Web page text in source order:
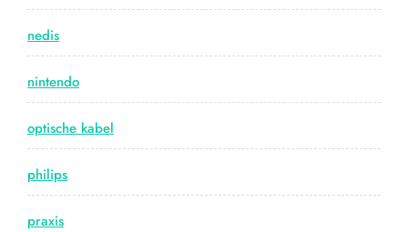
nedis
nintendo
optische kabel
philips
praxis